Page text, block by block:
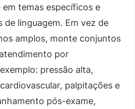
temas específicos e
de linguagem. Em vez de
amplos, monte conjuntos
por
pressão alta,
palpitações e
pós-exame,